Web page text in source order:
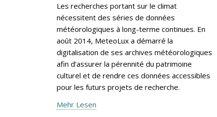
Les recherches portant sur le climat
nécessitent des séries de données
météorologiques à long-terme continues. En
août 2014, MeteoLux a démarré la
digitalisation de ses archives météorologiques
afin d’assurer la pérennité du patrimoine
culturel et de rendre ces données accessibles
pour les futurs projets de recherche.
Mehr Lesen